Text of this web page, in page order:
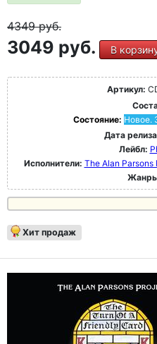
4349руб.
3049 руб. В
Артикул:
Состояние: Новое.
Дата
Лейбл:
Исполнители: The Alan
Хит продаж